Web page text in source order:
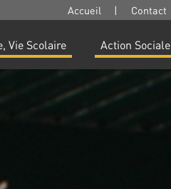
Accueil | Contact
Vie Scolaire Action Sociale